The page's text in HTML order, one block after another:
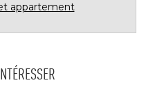
appartement